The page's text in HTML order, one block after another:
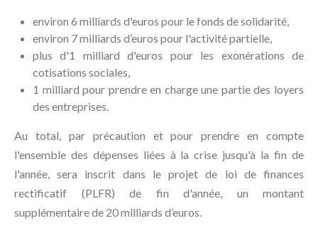
environ 6 milliards d'euros pour le fonds de solidarité,
environ 7 milliards d’euros pour l'activité partielle,
plus d'1 milliard d'euros pour les exonérations de
cotisations sociales,
1 milliard pour prendre en charge une partie des loyers
des entreprises.
Au total, par précaution et pour prendre en compte
l'ensemble des dépenses liées à la crise jusqu'à la fin de
l'année, sera inscrit dans le projet de loi de finances
rectificatif (PLFR) de fin d'année, un montant
supplémentaire de 20 milliards d’euros.